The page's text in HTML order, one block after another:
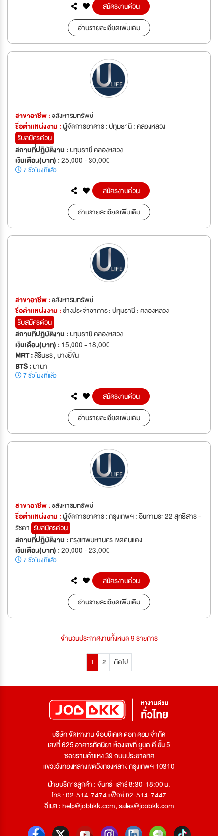
สมัครงานด่วน
อ่านรายละเอียดเพิ่มเติม
สาขาอาชีพ :อสังหาริมทรัพย์
ชื่อตำเเหน่งงาน :ผู้จัดการอาคาร : ปทุมธานี : คลองหลวง
รับสมัครด่วน
สถานที่ปฏิบัติงาน :ปทุมธานี คลองหลวง
เงินเดือน(บาท) :25,000 - 30,000
7 ชั่วโมงที่แล้ว
สมัครงานด่วน
อ่านรายละเอียดเพิ่มเติม
สาขาอาชีพ :อสังหาริมทรัพย์
ชื่อตำเเหน่งงาน :ช่างประจำอาคาร : ปทุมธานี : คลองหลวง
รับสมัครด่วน
สถานที่ปฏิบัติงาน :ปทุมธานี คลองหลวง
เงินเดือน(บาท) : 15,000 - 18,000
MRT :สิรินธร , บางยี่ขัน
BTS :นานา
7 ชั่วโมงที่แล้ว
สมัครงานด่วน
อ่านรายละเอียดเพิ่มเติม
สาขาอาชีพ :อสังหาริมทรัพย์
ชื่อตำเเหน่งงาน :ผู้จัดการอาคาร : กรุงเทพฯ : อินทามระ 22 สุทธิสาร –
รัชดา รับสมัครด่วน
สถานที่ปฏิบัติงาน :กรุงเทพมหานคร เขตดินแดง
เงินเดือน(บาท) :20,000 - 23,000
7 ชั่วโมงที่แล้ว
สมัครงานด่วน
อ่านรายละเอียดเพิ่มเติม
จำนวนประกาศงานทั้งหมด 9 รายการ
1 2 ถัดไป
บริษัท จัดหางาน จ๊อบบีเคเค ดอท คอม จำกัด
เลขที่ 625 อาคารทัศนียา ห้องเลขที่ ยูนิต ดี ชั้น 5
ซอยรามคำแหง 39 ถนนประชาอุทิศ
แขวงวังทองหลางเขตวังทองหลาง กรุงเทพฯ 10310
ฝ่ายบริการลูกค้า : จันทร์-เสาร์ 8:30-18:00 น.
โทร : 02-514-7474 แฟ็กซ์ 02-514-7447
อีเมล :help@jobbkk.com,sales@jobbkk.com